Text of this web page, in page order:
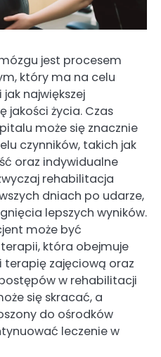
jest procesem
który ma na celu
największej
jakości życia. Czas
może się znacznie
czynników, takich jak
oraz indywidualne
rehabilitacja
dniach po udarze,
lepszych wyników.
może być
która obejmuje
terapię zajęciową oraz
w rehabilitacji
się skracać, a
do ośrodków
leczenie w